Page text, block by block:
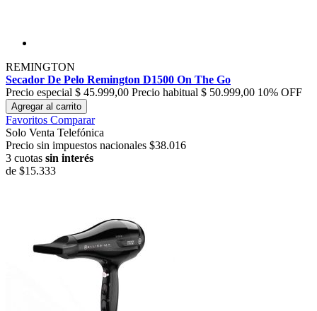
REMINGTON
Secador De Pelo Remington D1500 On The Go
Precio especial $ 45.999,00 Precio habitual $ 50.999,00 10% OFF
Agregar al carrito
Favoritos Comparar
Solo Venta Telefónica
Precio sin impuestos nacionales $38.016
3 cuotas sin interés
de $15.333